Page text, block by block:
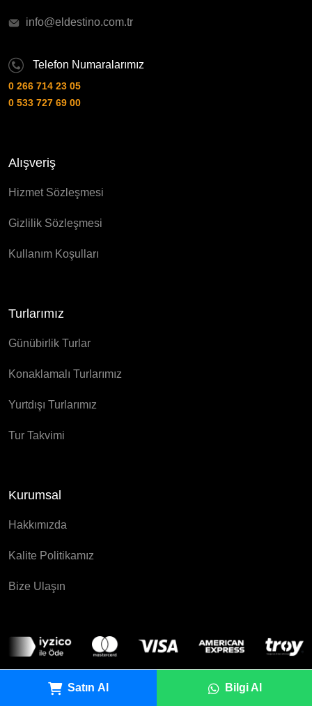
Satın Al Bilgi Al
info@eldestino.com.tr
Telefon Numaralarımız
0 266 714 23 05
0 533 727 69 00
Alışveriş
Hizmet Sözleşmesi
Gizlilik Sözleşmesi
Kullanım Koşulları
Turlarımız
Günübirlik Turlar
Konaklamalı Turlarımız
Yurtdışı Turlarımız
Tur Takvimi
Kurumsal
Hakkımızda
Kalite Politikamız
Bize Ulaşın